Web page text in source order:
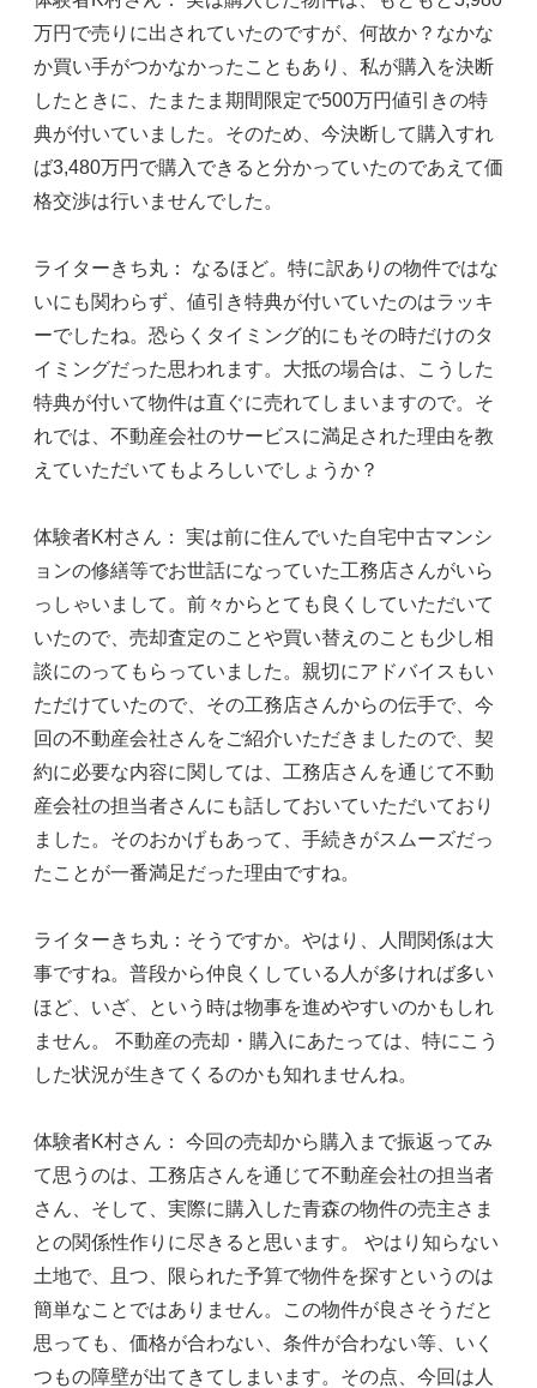
万円で売りに出されていたのですが、何故か？なかな
か買い手がつかなかったこともあり、私が購入を決断
したときに、たまたま期間限定で500万円値引きの特
典が付いていました。そのため、今決断して購入すれ
ば3,480万円で購入できると分かっていたのであえて価
格交渉は行いませんでした。
ライターきち丸： なるほど。特に訳ありの物件ではな
いにも関わらず、値引き特典が付いていたのはラッキ
ーでしたね。恐らくタイミング的にもその時だけのタ
イミングだった思われます。大抵の場合は、こうした
特典が付いて物件は直ぐに売れてしまいますので。そ
れでは、不動産会社のサービスに満足された理由を教
えていただいてもよろしいでしょうか？
体験者K村さん： 実は前に住んでいた自宅中古マンシ
ョンの修繕等でお世話になっていた工務店さんがいら
っしゃいまして。前々からとても良くしていただいて
いたので、売却査定のことや買い替えのことも少し相
談にのってもらっていました。親切にアドバイスもい
ただけていたので、その工務店さんからの伝手で、今
回の不動産会社さんをご紹介いただきましたので、契
約に必要な内容に関しては、工務店さんを通じて不動
産会社の担当者さんにも話しておいていただいており
ました。そのおかげもあって、手続きがスムーズだっ
たことが一番満足だった理由ですね。
ライターきち丸：そうですか。やはり、人間関係は大
事ですね。普段から仲良くしている人が多ければ多い
ほど、いざ、という時は物事を進めやすいのかもしれ
ません。 不動産の売却・購入にあたっては、特にこう
した状況が生きてくるのかも知れませんね。
体験者K村さん： 今回の売却から購入まで振返ってみ
て思うのは、工務店さんを通じて不動産会社の担当者
さん、そして、実際に購入した青森の物件の売主さま
との関係性作りに尽きると思います。 やはり知らない
土地で、且つ、限られた予算で物件を探すというのは
簡単なことではありません。この物件が良さそうだと
思っても、価格が合わない、条件が合わない等、いく
つもの障壁が出てきてしまいます。その点、今回は人